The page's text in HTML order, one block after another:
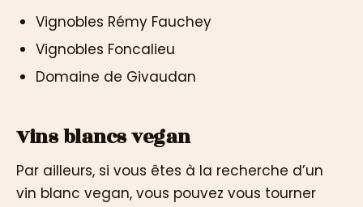
Vignobles Rémy Fauchey
Vignobles Foncalieu
Domaine de Givaudan
Vins blancs vegan
Par ailleurs, si vous êtes à la recherche d’un
vin blanc vegan, vous pouvez vous tourner